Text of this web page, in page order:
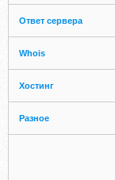
Ответ сервера
Whois
Хостинг
Разное